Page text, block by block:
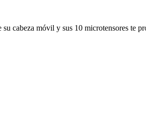
móvil y sus 10 microtensores te